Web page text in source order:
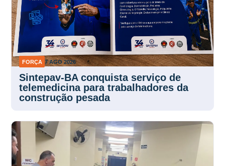
FORÇA 7 AGO 2026
Sintepav-BA conquista serviço de
telemedicina para trabalhadores da
construção pesada